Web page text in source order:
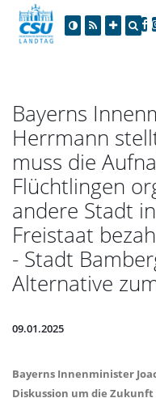
Bayerns
Herrmann
muss die
Flüchtlingen
andere Stadt
Freistaat
- Stadt
Alternative
09.01.2025
Bayerns Innenminister
Diskussion um die